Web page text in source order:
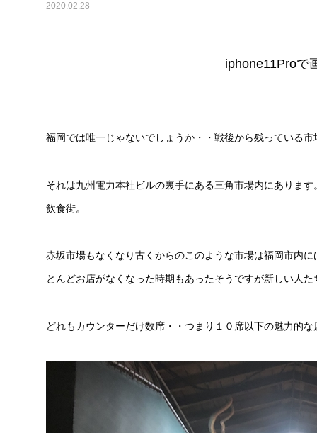
2020.02.28
iphone11Proで
福岡では唯一じゃないでしょうか・・戦後から残っている市
それは九州電力本社ビルの裏手にある三角市場内にありま
飲食街。
赤坂市場もなくなり古くからのこのような市場は福岡市内
とんどお店がなくなった時期もあったそうですが新しい人
どれもカウンターだけ数席・・つまり１０席以下の魅力的